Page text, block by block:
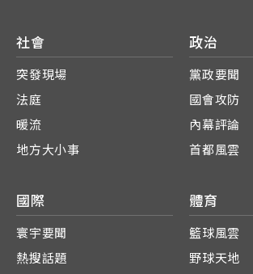
社會
突發現場
法庭
暖流
地方大小事
政治
黨政要聞
國會攻防
內幕評論
首都風雲
國際
寰宇要聞
熱搜話題
體育
籃球風雲
野球天地